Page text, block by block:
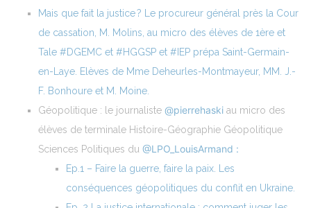
Mais que fait la justice ? Le procureur général près la Cour
de cassation, M. Molins, au micro des élèves de 1ère et
Tale #DGEMC et #HGGSP et #IEP prépa Saint-Germain-
en-Laye. Elèves de Mme Deheurles-Montmayeur, MM. J.-
F. Bonhoure et M. Moine.
Géopolitique : le journaliste @pierrehaski au micro des
élèves de terminale Histoire-Géographie Géopolitique
Sciences Politiques du @LPO_LouisArmand :
Ep.1 – Faire la guerre, faire la paix. Les
conséquences géopolitiques du conflit en Ukraine.